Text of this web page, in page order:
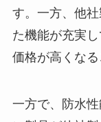
す。一方、他
た機能が充実
価格が高くなる
一方で、防水